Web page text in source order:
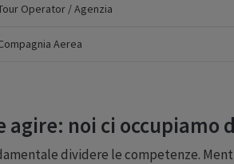
Operator / Agenzia
Aerea
agire: noi ci occupiamo
dividere le competenze.